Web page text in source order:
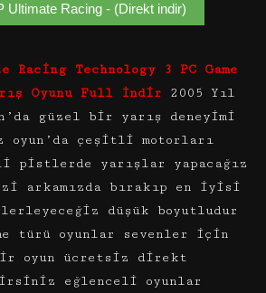
Ultimate Racing - (Direkt indir)
Racing Technology 3 PC Game
Oyunu Full İndir 2005 Yıl
güzel bir yarış deneyimi
oyun’da çeşitli motorları
pistlerde yarışlar yapacağız
arkamızda bırakıp en iyisi
düşük boyutludur
türü oyunlar sevenler için
oyun ücretsiz direkt
eğlenceli oyunlar